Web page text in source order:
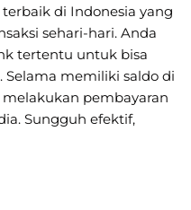
di Indonesia yang
sehari-hari. Anda
tertentu untuk bisa
Selama memiliki saldo di
pembayaran
Sungguh efektif,